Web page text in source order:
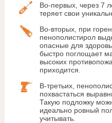
Во-первых, через 7
теряет свои
Во-вторых, при
пенополистирол
опасные для
быстро поглощает
высоких
приходится.
В-третьих,
похвастаться
Такую подложку
идеально ровный
учитывать.